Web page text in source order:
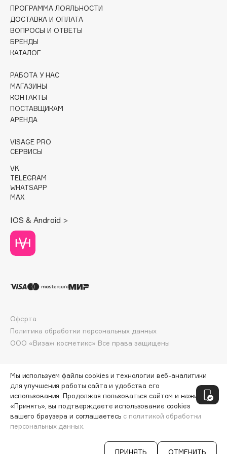
Collagenina
Consly
Corimo
CosRX
Crescina
Cunzite
D
DABO
DARLING*
Davines
Deonica
Dessange
Dolce & Gabbana
Dorco
DP Daily Perfection
Dr. Vranjes Firenze
Dr.Ceuracle
Dr.Jart+
DSD de Luxe
Dyson
СООБЩИТЬ О ПОСТУПЛЕНИИ
ПРОГРАММА ЛОЯЛЬНОСТИ
ДОСТАВКА И ОПЛАТА
ВОПРОСЫ И ОТВЕТЫ
БРЕНДЫ
КАТАЛОГ
РАБОТА У НАС
МАГАЗИНЫ
КОНТАКТЫ
ПОСТАВЩИКАМ
АРЕНДА
VISAGE PRO
СЕРВИСЫ
VK
TELEGRAM
WHATSAPP
MAX
IOS & Android >
ООО «Визаж косметикс» Все права защищены
Оферта
Политика обработки персональных данных
Мы используем файлы cookies и технологии веб-аналитики
для улучшения работы сайта и удобства его
использования. Продолжая пользоваться сайтом и нажимая
«Принять», вы подтверждаете использование cookies
вашего браузера и соглашаетесь с политикой обработки
персональных данных.
ПРИНЯТЬ ОТМЕНИТЬ